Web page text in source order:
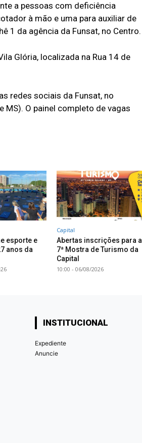
a pessoas com deficiência
à mão e uma para auxiliar de
1 da agência da Funsat, no Centro.
Glória, localizada na Rua 14 de
redes sociais da Funsat, no
MS). O painel completo de vagas
esporte e
anos da
Capital
Abertas inscrições para a
7ª Mostra de Turismo da
Capital
10:00 - 06/08/2026
INSTITUCIONAL
Expediente
Anuncie